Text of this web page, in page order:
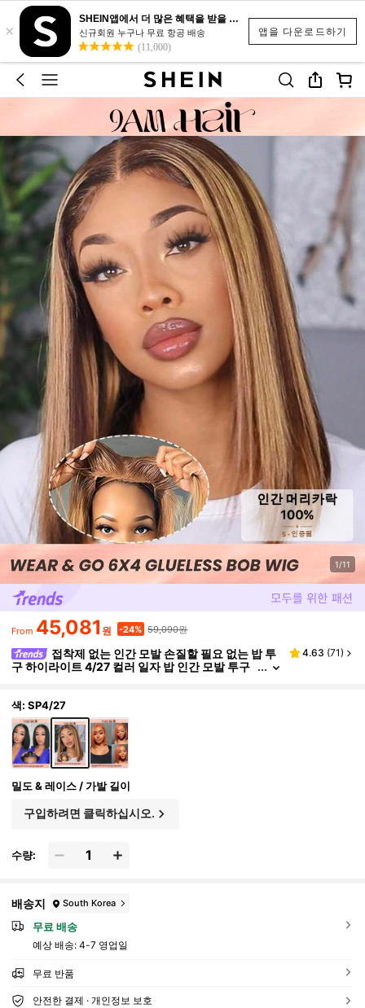
앱을 다운로드하기
×
SHEIN앱에서 더 많은 혜택을 받을 수 있어요.
신규회원 누구나 무료 항공 배송
(11,000)
1/11
From 45,081 원 -24% 59,090원
접착제 없는 인간 모발 손질할 필요 없는 밥 투
구 하이라이트 4/27 컬러 일자 밥 인간 모발 투구
4.63 (71)
색: SP4/27
밀도 & 레이스 / 가발 길이
구입하려면 클릭하십시오.
수량:
배송지 South Korea
무료 배송
예상 배송: 4-7 영업일
무료 반품
안전한 결제 · 개인정보 보호